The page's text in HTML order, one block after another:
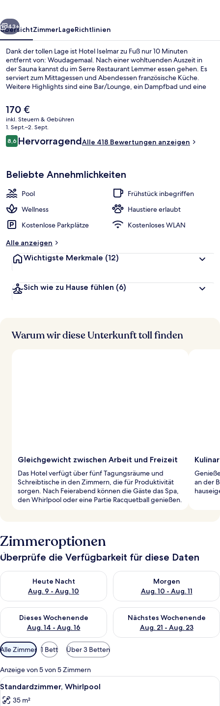
Weiter
43+
ÜbersichtZimmerLageRichtlinien
Dank der tollen Lage ist Hotel Iselmar zu Fuß nur 10 Minuten
entfernt von: Woudagemaal. Nach einer wohltuenden Auszeit in
der Sauna kannst du im Serre Restaurant Lemmer essen gehen. Es
serviert zum Mittagessen und Abendessen französische Küche.
Weitere Highlights sind eine Bar/Lounge, ein Dampfbad und eine
den allgemeinen Zustand der Unterkunft.
Der
aktuelle
Preis
beträgt
170 €.
170 €
inkl. Steuern & Gebühren
1. Sept.–2. Sept.
Bewertungen
8,68,6 von 10.
HervorragendAlle 418 Bewertungen anzeigen
Beliebte Annehmlichkeiten
Pool
Frühstück inbegriffen
Wellness
Haustiere erlaubt
Kostenlose Parkplätze
Kostenloses WLAN
Alle anzeigen
Wichtigste Merkmale (12)
Sich wie zu Hause fühlen (6)
Warum wir diese Unterkunft toll finden
Gleichgewicht zwischen Arbeit und Freizeit
Das Hotel verfügt über fünf Tagungsräume und
Schreibtische in den Zimmern, die für Produktivität
sorgen. Nach Feierabend können die Gäste das Spa,
den Whirlpool oder eine Partie Racquetball genießen.
an der
Zimmeroptionen
Überprüfe die Verfügbarkeit für diese Daten
Heute Nacht
Aug. 9 - Aug. 10
Überprüfe die Verfügbarkeit für heute Nacht, Aug. 9 - Aug.
Morgen
Aug. 10 - Aug. 11
Überprüfe die Verfügbarkeit
Dieses Wochenende
Aug. 14 - Aug. 16
Überprüfe die Verfügbarkeit für dieses Wochenende, Aug. 14
Nächstes Wochenende
Aug. 21 - Aug. 23
Überprüfe die Verfügbarkeit
Verfügbare
Filter
für
Zimmer
Alle Zimmer 1 Bett Über 3 Betten
Anzeige von 5 von 5 Zimmern
Alle
Fotos
für
Ein modernes Hotelzimmer mit
5
Standardzimmer, Whirlpool
35 m²